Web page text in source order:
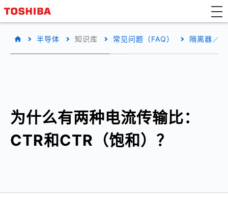
半导体 知识库 常见问题（FAQ） 隔离器／
为什么有两种电流传输比：
CTR和CTR（饱和）？